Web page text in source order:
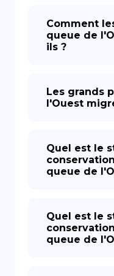
Comment
queue de
ils ?
Les grands
l'Ouest
Quel est le
queue de
Quel est le
queue de